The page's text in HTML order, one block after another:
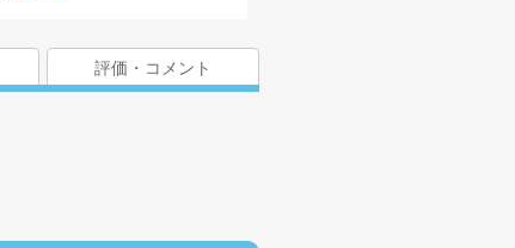
評価・コメント